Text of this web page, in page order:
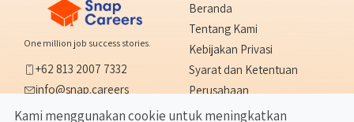
One million job success stories.
+62 813 2007 7332
info@snap.careers
Tangerang, Indonesia
Beranda
Tentang Kami
Kebijakan Privasi
Syarat dan Ketentuan
Perusahaan
Hubungi Kami
Kami menggunakan cookie untuk meningkatkan